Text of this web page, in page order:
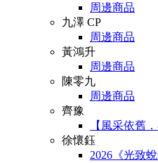
周邊商品
九澤 CP
周邊商品
黃鴻升
周邊商品
陳零九
周邊商品
齊豫
【風采依舊
徐懷鈺
2026《光致